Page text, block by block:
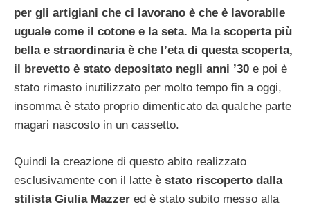
per gli artigiani che ci lavorano è che è lavorabile
uguale come il cotone e la seta. Ma la scoperta più
bella e straordinaria è che l’eta di questa scoperta,
il brevetto è stato depositato negli anni ’30 e poi è
stato rimasto inutilizzato per molto tempo fin a oggi,
insomma è stato proprio dimenticato da qualche parte
magari nascosto in un cassetto.
Quindi la creazione di questo abito realizzato
esclusivamente con il latte è stato riscoperto dalla
stilista Giulia Mazzer ed è stato subito messo alla